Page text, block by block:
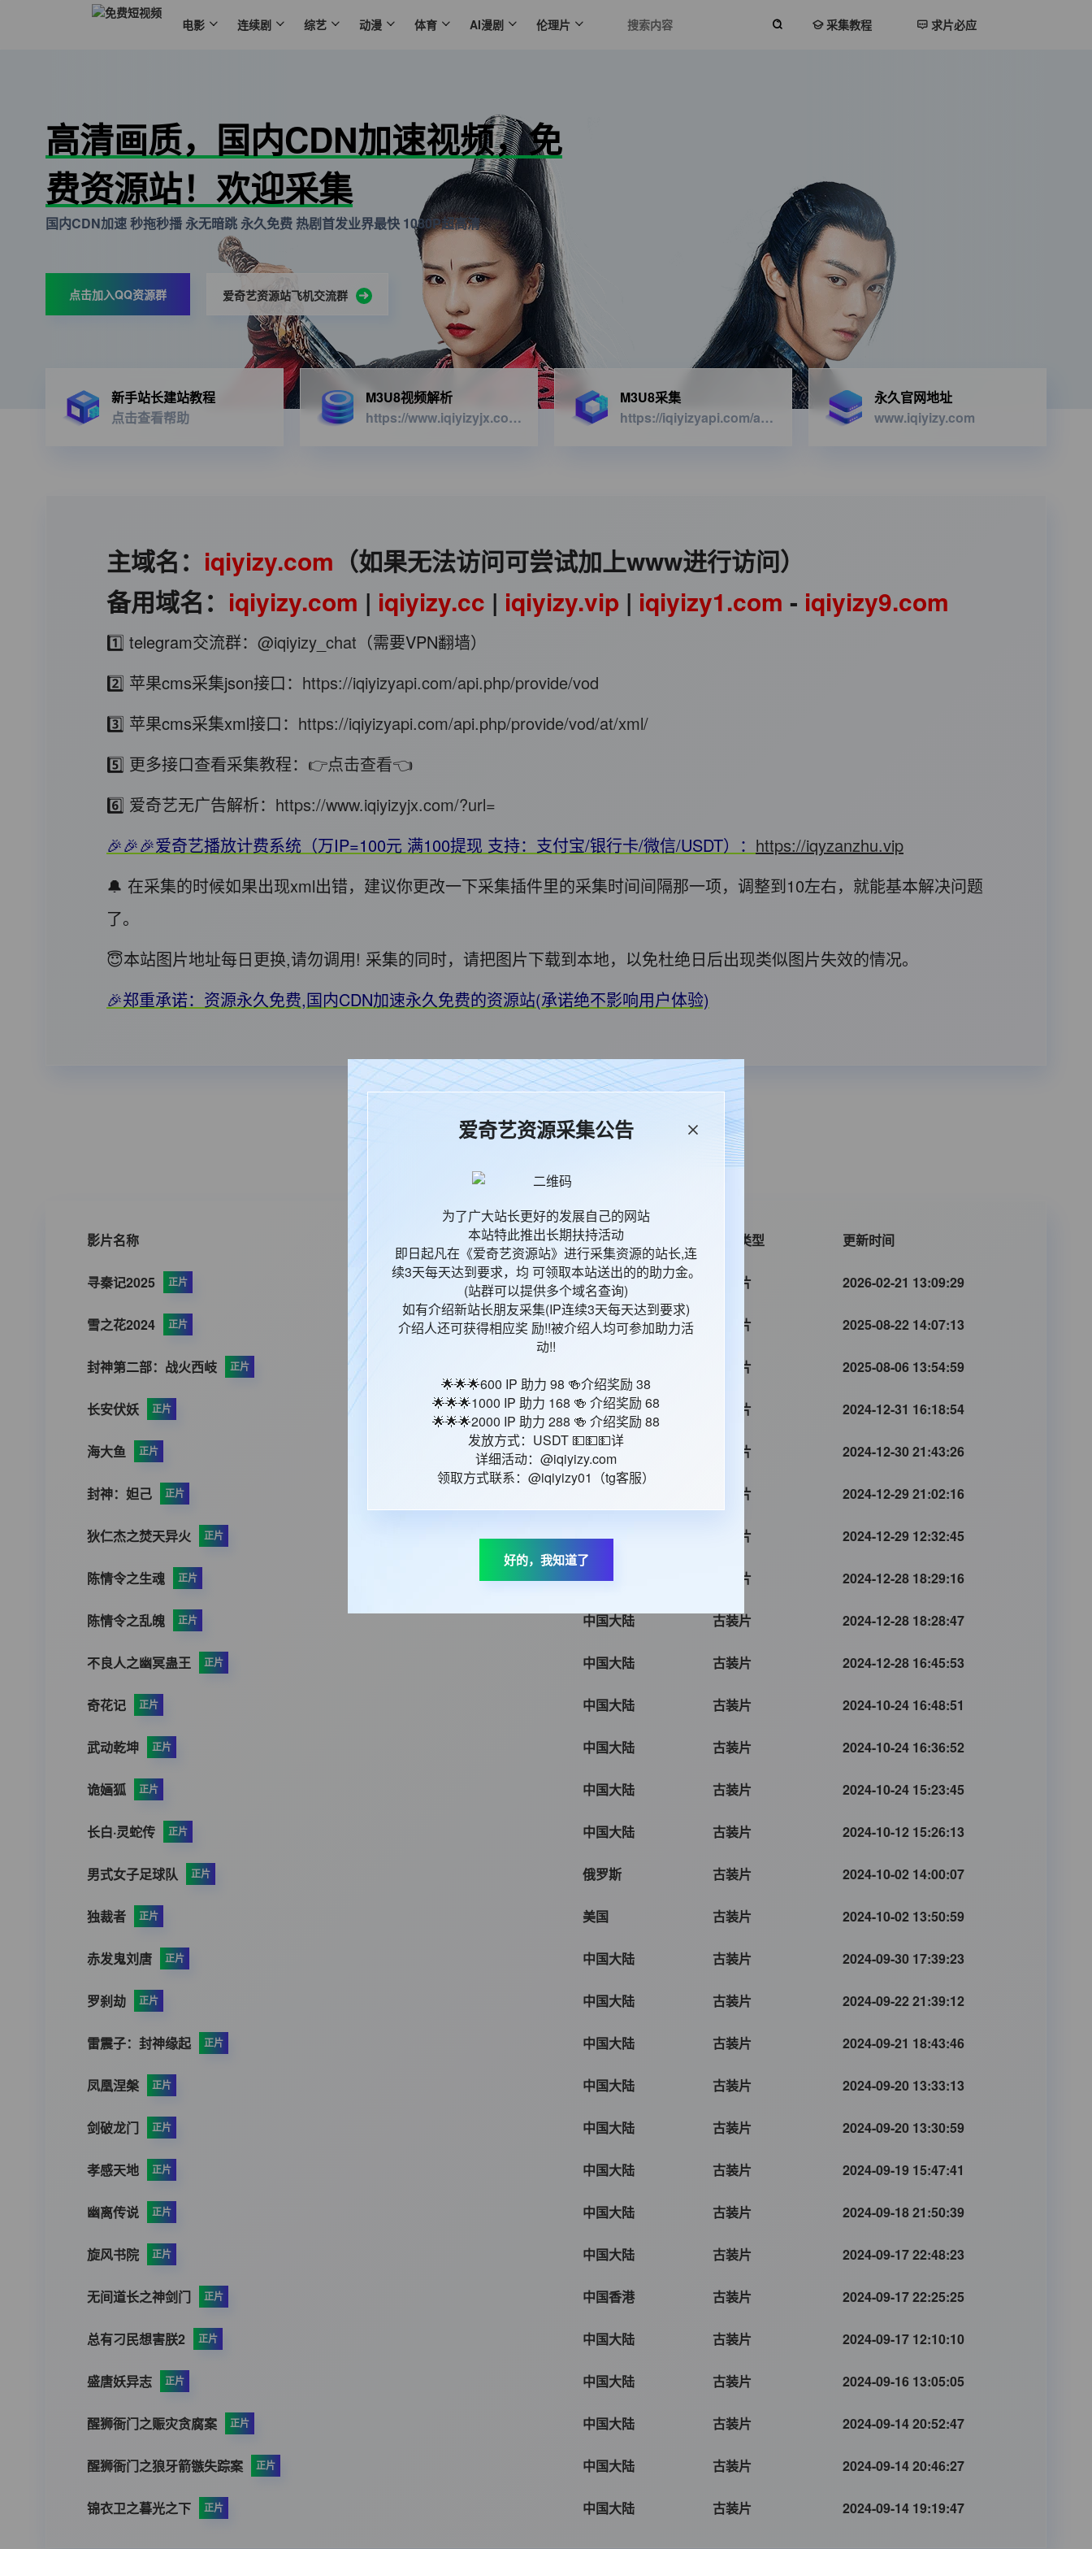
电影 连续剧 综艺 动漫 体育 AI漫剧 伦理片 采集教程 求片必应
高清画质，国内CDN加速视频，免
费资源站！欢迎采集
国内CDN加速 秒拖秒播 永无暗跳 永久免费 热剧首发业界最快 1080P超高清
点击加入QQ资源群 爱奇艺资源站飞机交流群
新手站长建站教程
点击查看帮助
M3U8视频解析
https://www.iqiyizyjx.com/?url=
M3U8采集
https://iqiyizyapi.com/api.php/provide/vod/from/snm3u8/at/xml
永久官网地址
www.iqiyizy.com
主域名： iqiyizy.com （如果无法访问可尝试加上www进行访问）
备用域名： iqiyizy.com | iqiyizy.cc | iqiyizy.vip | iqiyizy1.com - iqiyizy9.com
1️⃣ telegram交流群： @iqiyizy_chat （需要VPN翻墙）
2️⃣ 苹果cms采集json接口： https://iqiyizyapi.com/api.php/provide/vod
3️⃣ 苹果cms采集xml接口： https://iqiyizyapi.com/api.php/provide/vod/at/xml/
5️⃣ 更多接口查看采集教程： 👉点击查看👈
6️⃣ 爱奇艺无广告解析： https://www.iqiyizyjx.com/?url=
🎉🎉🎉爱奇艺播放计费系统（万IP=100元 满100提现 支持：支付宝/银行卡/微信/USDT）： https://iqyzanzhu.vip
🔔 在采集的时候如果出现xml出错，建议你更改一下采集插件里的采集时间间隔那一项，调整到10左右，就能基本解决问题
了。
😇本站图片地址每日更换,请勿调用! 采集的同时，请把图片下载到本地，以免杜绝日后出现类似图片失效的情况。
🎉郑重承诺：资源永久免费,国内CDN加速永久免费的资源站(承诺绝不影响用户体验)
本站统计 65542 今日更新
影片名称 影片地区 影片类型 更新时间
寻秦记2025 正片 中国香港 古装片 2026-02-21 13:09:29
雪之花2024 正片 日本 古装片 2025-08-22 14:07:13
封神第二部：战火西岐 正片 古装片 2025-08-06 13:54:59
长安伏妖 正片 中国大陆 古装片 2024-12-31 16:18:54
海大鱼 正片 中国大陆 古装片 2024-12-30 21:43:26
封神：妲己 正片 古装片 2024-12-29 21:02:16
狄仁杰之焚天异火 正片 中国大陆 古装片 2024-12-29 12:32:45
陈情令之生魂 正片 中国大陆 古装片 2024-12-28 18:29:16
陈情令之乱魄 正片 中国大陆 古装片 2024-12-28 18:28:47
不良人之幽冥蛊王 正片 中国大陆 古装片 2024-12-28 16:45:53
奇花记 正片 中国大陆 古装片 2024-10-24 16:48:51
武动乾坤 正片 中国大陆 古装片 2024-10-24 16:36:52
诡婳狐 正片 中国大陆 古装片 2024-10-24 15:23:45
长白·灵蛇传 正片 中国大陆 古装片 2024-10-12 15:26:13
男式女子足球队 正片 俄罗斯 古装片 2024-10-02 14:00:07
独裁者 正片 美国 古装片 2024-10-02 13:50:59
赤发鬼刘唐 正片 中国大陆 古装片 2024-09-30 17:39:23
罗刹劫 正片 中国大陆 古装片 2024-09-22 21:39:12
雷震子：封神缘起 正片 中国大陆 古装片 2024-09-21 18:43:46
凤凰涅槃 正片 中国大陆 古装片 2024-09-20 13:33:13
剑破龙门 正片 中国大陆 古装片 2024-09-20 13:30:59
孝感天地 正片 中国大陆 古装片 2024-09-19 15:47:41
幽离传说 正片 中国大陆 古装片 2024-09-18 21:50:39
旋风书院 正片 中国大陆 古装片 2024-09-17 22:48:23
无间道长之神剑门 正片 中国香港 古装片 2024-09-17 22:25:25
总有刁民想害朕2 正片 中国大陆 古装片 2024-09-17 12:10:10
盛唐妖异志 正片 中国大陆 古装片 2024-09-16 13:05:05
醒狮衙门之赈灾贪腐案 正片 中国大陆 古装片 2024-09-14 20:52:47
醒狮衙门之狼牙箭镞失踪案 正片 中国大陆 古装片 2024-09-14 20:46:27
锦衣卫之暮光之下 正片 中国大陆 古装片 2024-09-14 19:19:47
爱奇艺资源采集公告
为了广大站长更好的发展自己的网站
本站特此推出长期扶持活动
即日起凡在《爱奇艺资源站》进行采集资源的站长,连
续3天每天达到要求，均 可领取本站送出的的助力金。
(站群可以提供多个域名查询)
如有介绍新站长朋友采集(IP连续3天每天达到要求)
介绍人还可获得相应奖 励!!被介绍人均可参加助力活
动!!
🌟🌟🌟600 IP 助力 98 🍻介绍奖励 38
🌟🌟🌟1000 IP 助力 168 🍻 介绍奖励 68
🌟🌟🌟2000 IP 助力 288 🍻 介绍奖励 88
发放方式：USDT 💵💵💵详
详细活动：@iqiyizy.com
领取方式联系：@iqiyizy01（tg客服）
好的，我知道了